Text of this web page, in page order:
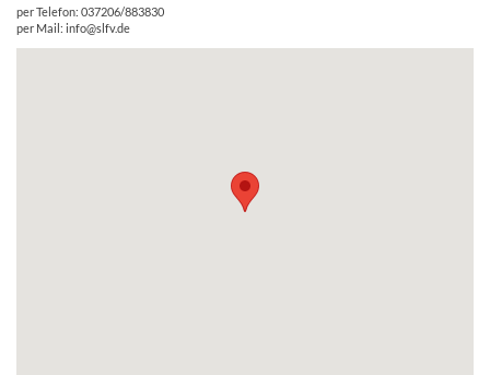
per Telefon: 037206/883830
per Mail: info@slfv.de